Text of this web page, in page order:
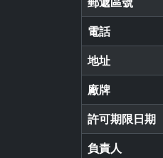
電話
地址
廠牌
許可期限日期
負責人